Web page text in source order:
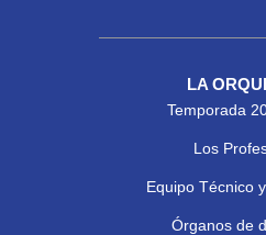
LA
Temporada
Los
Equipo Técnico
Órganos de